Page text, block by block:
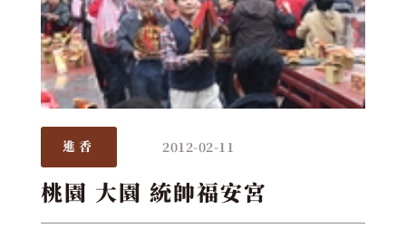
進香 2012-02-11
桃園 大園 統帥福安宮